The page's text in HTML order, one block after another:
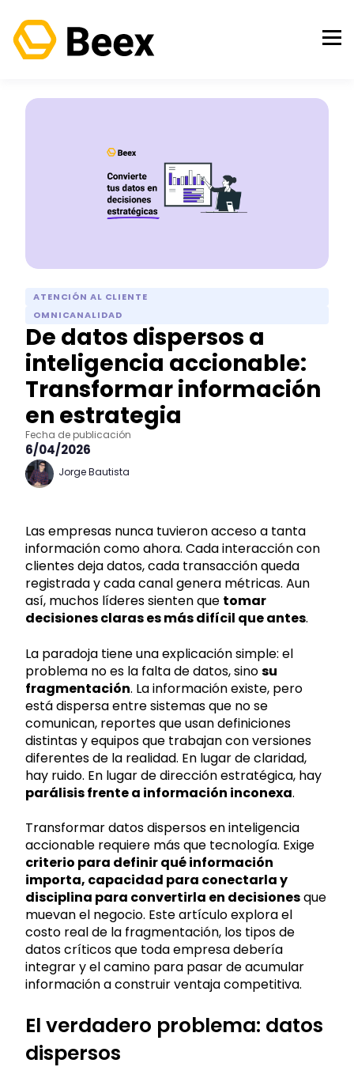
ATENCIÓN AL CLIENTE
OMNICANALIDAD
De datos dispersos a
inteligencia accionable:
Transformar información
en estrategia
Fecha de publicación
6/04/2026
Jorge Bautista
Las empresas nunca tuvieron acceso a tanta
información como ahora. Cada interacción con
clientes deja datos, cada transacción queda
registrada y cada canal genera métricas. Aun
así, muchos líderes sienten que tomar
decisiones claras es más difícil que antes.
La paradoja tiene una explicación simple: el
problema no es la falta de datos, sinosu
fragmentación. La información existe, pero
está dispersa entre sistemas que no se
comunican, reportes que usan definiciones
distintas y equipos que trabajan con versiones
diferentes de la realidad. En lugar de claridad,
hay ruido. En lugar de dirección estratégica, hay
parálisis frente a información inconexa.
Transformar datos dispersos en inteligencia
accionable requiere más que tecnología. Exige
criterio para definir qué información
importa, capacidad para conectarla y
disciplina para convertirla en decisionesque
muevan el negocio. Este artículo explora el
costo real de la fragmentación, los tipos de
datos críticos que toda empresa debería
integrar y el camino para pasar de acumular
información a construir ventaja competitiva.
El verdadero problema: datos
dispersos